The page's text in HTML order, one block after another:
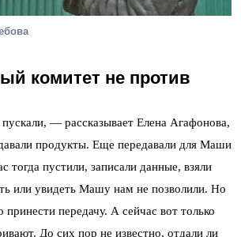
комитет не против
— рассказывает Елена Агафонова,
продукты. Еще передавали для Маши
тогда пустили, записали данные, взяли
или увидеть Машу нам не позволили. Но
передачу. А сейчас вот только
До сих пор не известно, отдали ли